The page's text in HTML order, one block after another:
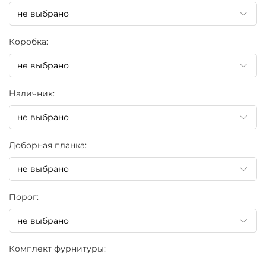
Коробка:
Наличник:
Доборная планка:
Порог:
Комплект фурнитуры: